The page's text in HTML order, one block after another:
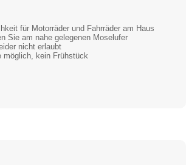
für Motorräder und Fahrräder am Haus
Sie am nahe gelegenen Moselufer
nicht erlaubt
möglich, kein Frühstück